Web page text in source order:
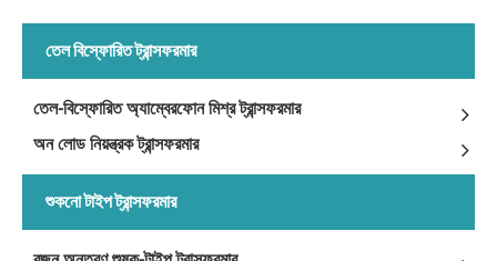
তেল বিস্ফোরিত ট্রান্সফরমার
তেল-বিস্ফোরিত অ্যাম্বেরফোন মিশ্র ট্রান্সফরমার
অন ​​লোড নিয়ন্ত্রক ট্রান্সফরমার
শুকনো টাইপ ট্রান্সফরমার